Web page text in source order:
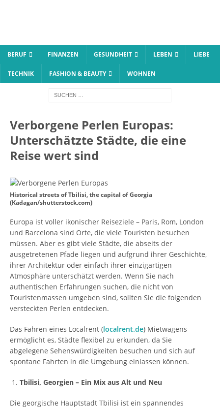
BERUF FINANZEN GESUNDHEIT LEBEN LIEBE
TECHNIK FASHION & BEAUTY WOHNEN
Verborgene Perlen Europas:
Unterschätzte Städte, die eine
Reise wert sind
Historical streets of Tbilisi, the capital of Georgia
(Kadagan/shutterstock.com)
Europa ist voller ikonischer Reiseziele – Paris, Rom, London
und Barcelona sind Orte, die viele Touristen besuchen
müssen. Aber es gibt viele Städte, die abseits der
ausgetretenen Pfade liegen und aufgrund ihrer Geschichte,
ihrer Architektur oder einfach ihrer einzigartigen
Atmosphäre unterschätzt werden. Wenn Sie nach
authentischen Erfahrungen suchen, die nicht von
Touristenmassen umgeben sind, sollten Sie die folgenden
versteckten Perlen entdecken.
Das Fahren eines Localrent (localrent.de) Mietwagens
ermöglicht es, Städte flexibel zu erkunden, da Sie
abgelegene Sehenswürdigkeiten besuchen und sich auf
spontane Fahrten in die Umgebung einlassen können.
Tbilisi, Georgien – Ein Mix aus Alt und Neu
Die georgische Hauptstadt Tbilisi ist ein spannendes